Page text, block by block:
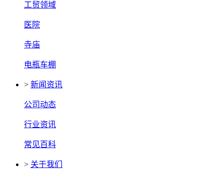
工贸领域
医院
寺庙
电瓶车棚
> 新闻资讯
公司动态
行业资讯
常见百科
> 关于我们